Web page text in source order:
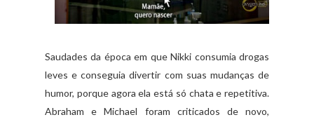
Saudades da época em que Nikki consumia drogas
leves e conseguia divertir com suas mudanças de
humor, porque agora ela está só chata e repetitiva.
Abraham e Michael foram criticados de novo,